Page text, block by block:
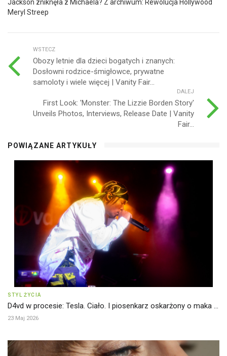
Jackson zniknęła z Michaela? Z archiwum: Rewolucja Hollywood
Meryl Streep
WSTECZ
Obozy letnie dla dzieci bogatych i znanych:
Dosłowni rodzice-śmigłowce, prywatne
samoloty i wiele więcej | Vanity Fair...
DALEJ
First Look: 'Monster: The Lizzie Borden Story'
Unveils Photos, Interviews, Release Date | Vanity
Fair...
POWIĄZANE ARTYKUŁY
STYL ŻYCIA
D4vd w procesie: Tesla. Ciało. I piosenkarz oskarżony o maka ...
23 Maj 2026